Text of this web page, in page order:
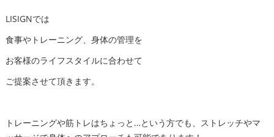
LISIGNでは
食事やトレーニング、身体の管理を
お客様のライフスタイルに合わせて
ご提案させて頂きます。
トレーニングや筋トレはちょっと…という方でも、ストレッチやマ